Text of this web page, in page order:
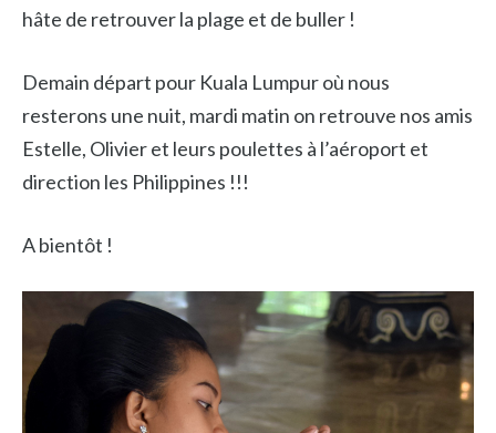
hâte de retrouver la plage et de buller !
Demain départ pour Kuala Lumpur où nous
resterons une nuit, mardi matin on retrouve nos amis
Estelle, Olivier et leurs poulettes à l’aéroport et
direction les Philippines !!!
A bientôt !